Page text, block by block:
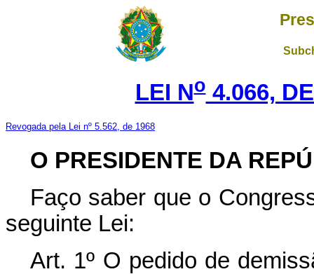
LEI No4.066,
Revogada pela Lei nº 5.562, de 1968
O PRESIDENTE DA
Faço saber que o
seguinte Lei:
Art. 1º O pedido de